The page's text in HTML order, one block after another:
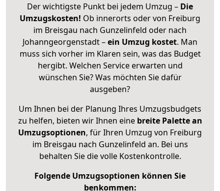
Der wichtigste Punkt bei jedem Umzug – Die
Umzugskosten! Ob innerorts oder von Freiburg
im Breisgau nach Gunzelinfeld oder nach
Johanngeorgenstadt –ein Umzug kostet. Man
muss sich vorher im Klaren sein, was das Budget
hergibt. Welchen Service erwarten und
wünschen Sie? Was möchten Sie dafür
ausgeben?
Um Ihnen bei der Planung Ihres Umzugsbudgets
zu helfen, bieten wir Ihnen eine breite Palette an
Umzugsoptionen, für Ihren Umzug von Freiburg
im Breisgau nach Gunzelinfeld an. Bei uns
behalten Sie die volle Kostenkontrolle.
Folgende Umzugsoptionen können Sie
benkommen: